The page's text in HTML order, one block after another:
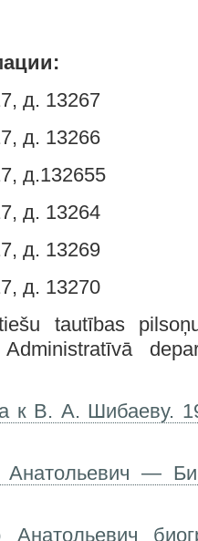
д. 13267
д. 13266
д.132655
д. 13264
д. 13269
д. 13270
tautības
к В. А. Шибаеву.
—